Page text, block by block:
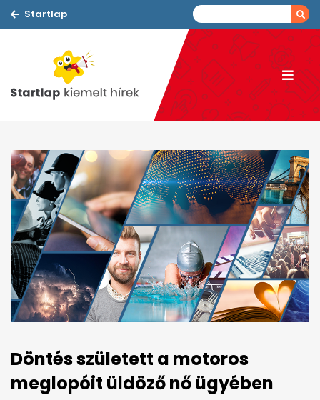
Startlap
Döntés született a motoros
meglopóit üldöző nő ügyében